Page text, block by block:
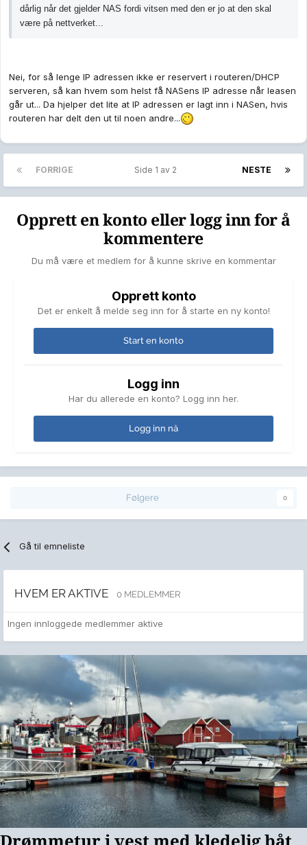
dårlig når det gjelder NAS fordi vitsen med den er jo at den skal
være på nettverket...
Nei, for så lenge IP adressen ikke er reservert i routeren/DHCP
serveren, så kan hvem som helst få NASens IP adresse når leasen
går ut... Da hjelper det lite at IP adressen er lagt inn i NASen, hvis
routeren har delt den ut til noen andre...
FORRIGE NESTE
Side 1 av 2
Opprett en konto eller logg inn for å
kommentere
Du må være et medlem for å kunne skrive en kommentar
Opprett konto
Det er enkelt å melde seg inn for å starte en ny konto!
Start en konto
Logg inn
Har du allerede en konto? Logg inn her.
Logg inn nå
Følgere 0
Gå til emneliste
HVEM ER AKTIVE 0 MEDLEMMER
Ingen innloggede medlemmer aktive